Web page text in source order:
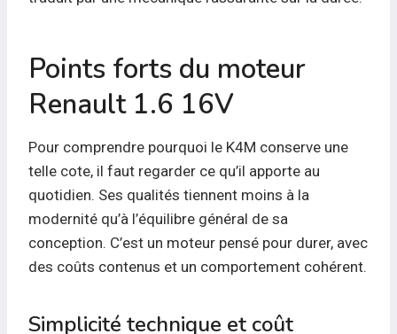
Points forts du moteur
Renault 1.6 16V
Pour comprendre pourquoi le K4M conserve une
telle cote, il faut regarder ce qu’il apporte au
quotidien. Ses qualités tiennent moins à la
modernité qu’à l’équilibre général de sa
conception. C’est un moteur pensé pour durer, avec
des coûts contenus et un comportement cohérent.
Simplicité technique et coût